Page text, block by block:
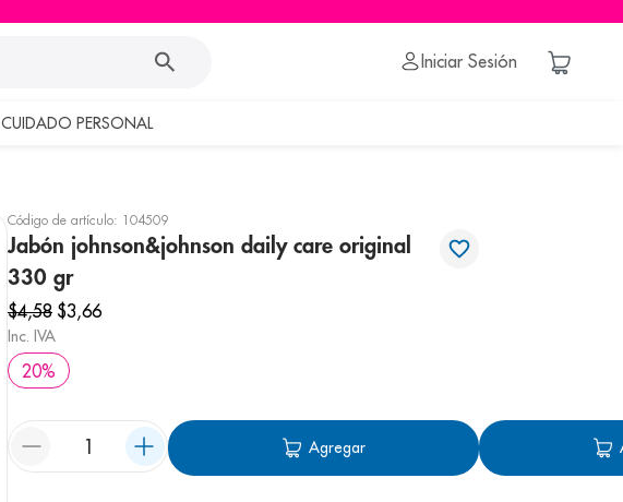
Iniciar Sesión
CUIDADO PERSONAL
Código de artículo: 104509
Jabón johnson&johnson daily care original
330 gr
$4,58 $3,66
Inc. IVA
20%
Agregar